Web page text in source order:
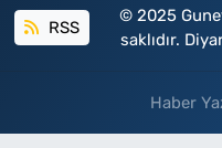
RSS
© 2025
saklıdır.
Haber